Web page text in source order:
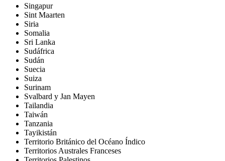
Singapur
Sint Maarten
Siria
Somalia
Sri Lanka
Sudáfrica
Sudán
Suecia
Suiza
Surinam
Svalbard y Jan Mayen
Tailandia
Taiwán
Tanzania
Tayikistán
Territorio Británico del Océano Índico
Territorios Australes Franceses